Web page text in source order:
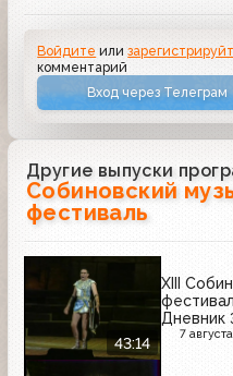
Войдите или
комментарий
Вход через Телеграм
Другие выпуски
Собиновский
фестиваль
43:14
XIII
Дневник
7